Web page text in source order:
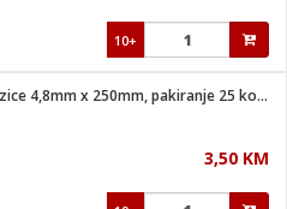
10+
Plastične vezice 4,8mm x 250mm, pakiranje 25 kom. crna
3,50 KM